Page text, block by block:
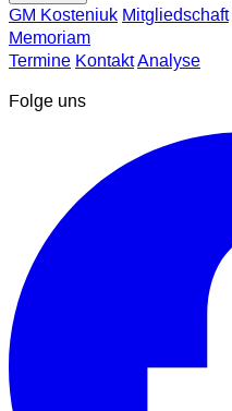
GM Kosteniuk Mitgliedschaft
Memoriam
Termine KontaktAnalyse
Folge uns